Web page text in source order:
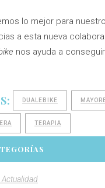
lo mejor para
a esta nueva
nos ayuda a
DUALEBIKE
TERAPIA